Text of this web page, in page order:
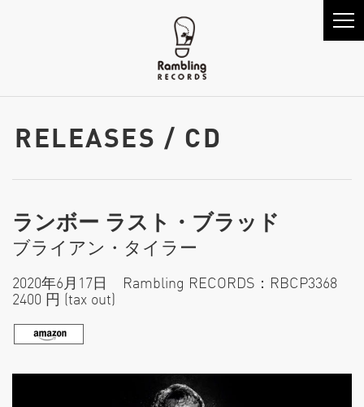
RELEASES / CD
ランボー ラスト・ブラッド
ブライアン・タイラー
2020年6月17日 Rambling RECORDS：RBCP3368
2400 円 (tax out)